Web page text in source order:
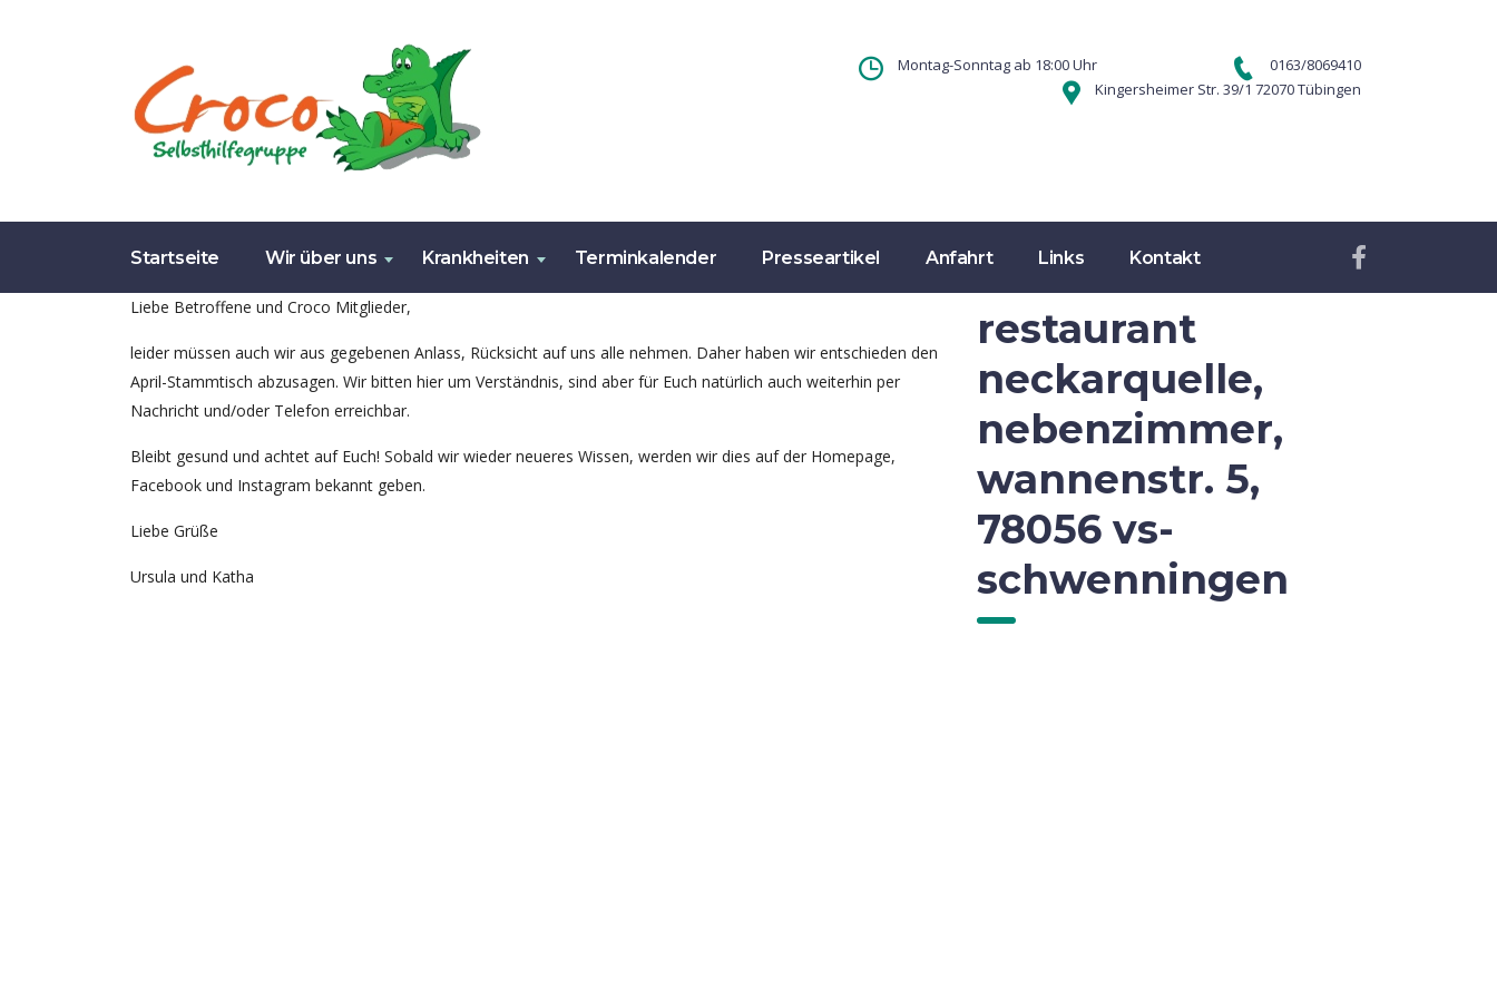
0163/8069410
Montag-Sonntag ab 18:00 Uhr
Kingersheimer Str. 39/1 72070 Tübingen
Startseite Wir über uns Krankheiten Terminkalender Presseartikel Anfahrt Links Kontakt
Liebe Betroffene und Croco Mitglieder,
leider müssen auch wir aus gegebenen Anlass, Rücksicht auf uns alle nehmen. Daher haben wir entschieden den
April-Stammtisch abzusagen. Wir bitten hier um Verständnis, sind aber für Euch natürlich auch weiterhin per
Nachricht und/oder Telefon erreichbar.
Bleibt gesund und achtet auf Euch! Sobald wir wieder neueres Wissen, werden wir dies auf der Homepage,
Facebook und Instagram bekannt geben.
Liebe Grüße
Ursula und Katha
restaurant
neckarquelle,
nebenzimmer,
wannenstr. 5,
78056 vs-
schwenningen